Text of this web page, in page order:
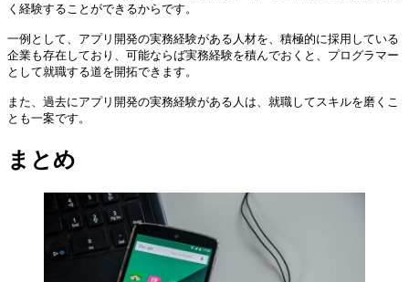
く経験することができるからです。
一例として、アプリ開発の実務経験がある人材を、積極的に採用している
企業も存在しており、可能ならば実務経験を積んでおくと、プログラマー
として就職する道を開拓できます。
また、過去にアプリ開発の実務経験がある人は、就職してスキルを磨くこ
とも一案です。
まとめ